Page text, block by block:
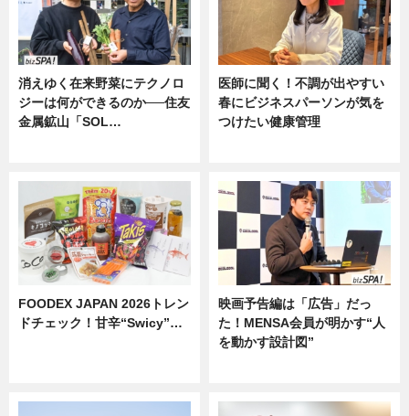
消えゆく在来野菜にテクノロ
ジーは何ができるのか──住友
金属鉱山「SOL…
医師に聞く！不調が出やすい
春にビジネスパーソンが気を
つけたい健康管理
FOODEX JAPAN 2026トレン
ドチェック！甘辛“Swicy”…
映画予告編は「広告」だっ
た！MENSA会員が明かす“人
を動かす設計図”